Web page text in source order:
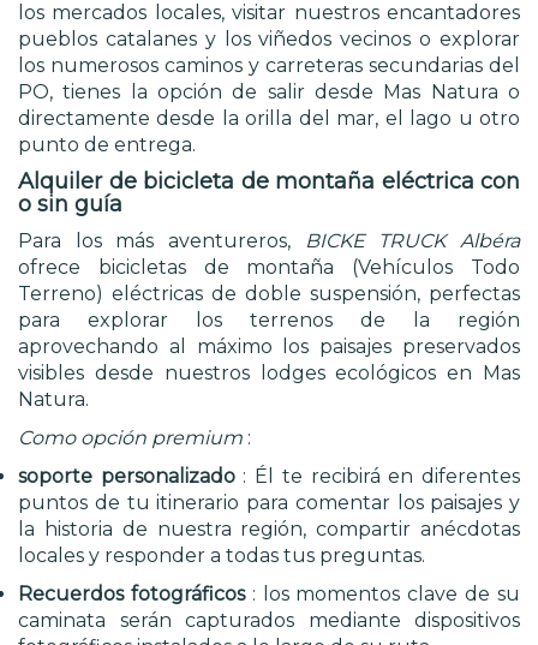
los mercados locales, visitar nuestros encantadores
pueblos catalanes y los viñedos vecinos o explorar
los numerosos caminos y carreteras secundarias del
PO, tienes la opción de salir desde Mas Natura o
directamente desde la orilla del mar, el lago u otro
punto de entrega.
Alquiler de bicicleta de montaña eléctrica con
o sin guía
Para los más aventureros,
BICKE TRUCK Albéra
ofrece bicicletas de montaña (Vehículos Todo
Terreno) eléctricas de doble suspensión, perfectas
para explorar los terrenos de la región
aprovechando al máximo los paisajes preservados
visibles desde nuestros lodges ecológicos en Mas
Natura.
Como opción premium :
soporte personalizado: Él te recibirá en diferentes
puntos de tu itinerario para comentar los paisajes y
la historia de nuestra región, compartir anécdotas
locales y responder a todas tus preguntas.
Recuerdos fotográficos: los momentos clave de su
caminata serán capturados mediante dispositivos